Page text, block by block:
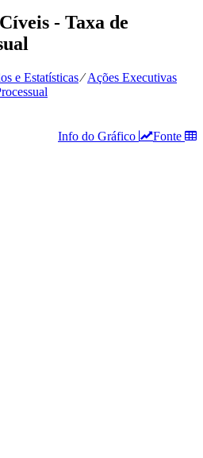
- Taxa de
e Estatísticas⁄Ações Executivas
Fonte
Info do Gráfico